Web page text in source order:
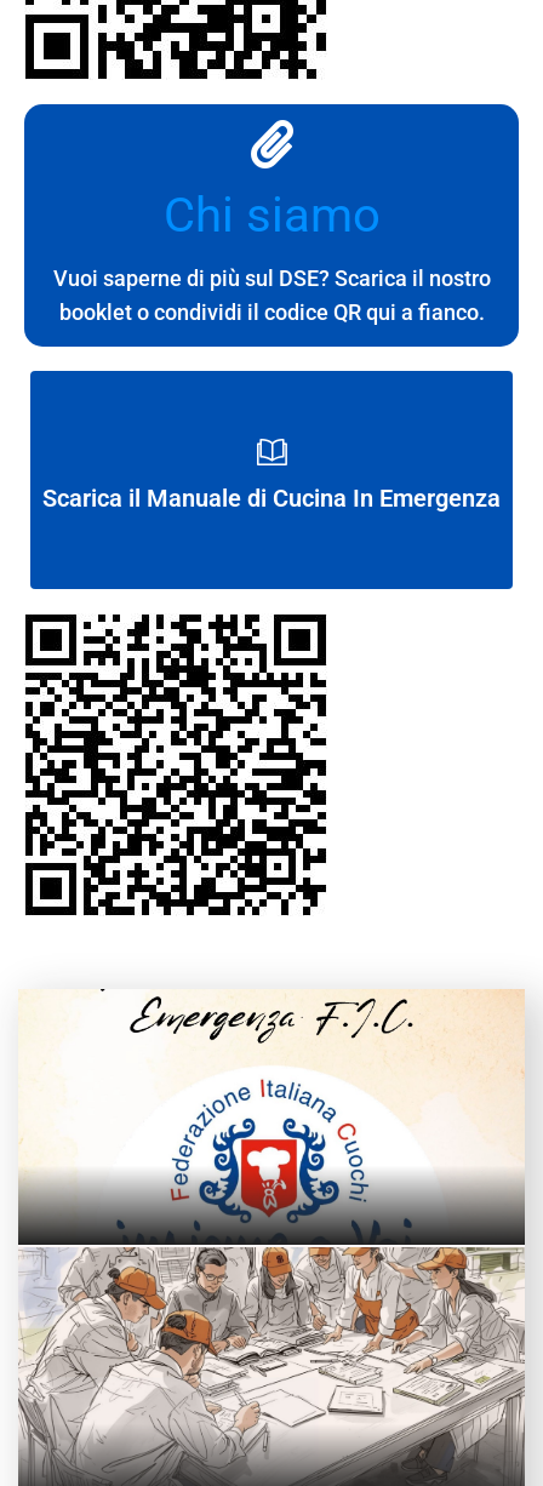
Chi siamo
Vuoi saperne di più sul DSE? Scarica il nostro
booklet o condividi il codice QR qui a fianco.
Scarica il Manuale di Cucina In Emergenza
Scarica
Bilancio Morale 2025
BANDO FORMATORI DSE!